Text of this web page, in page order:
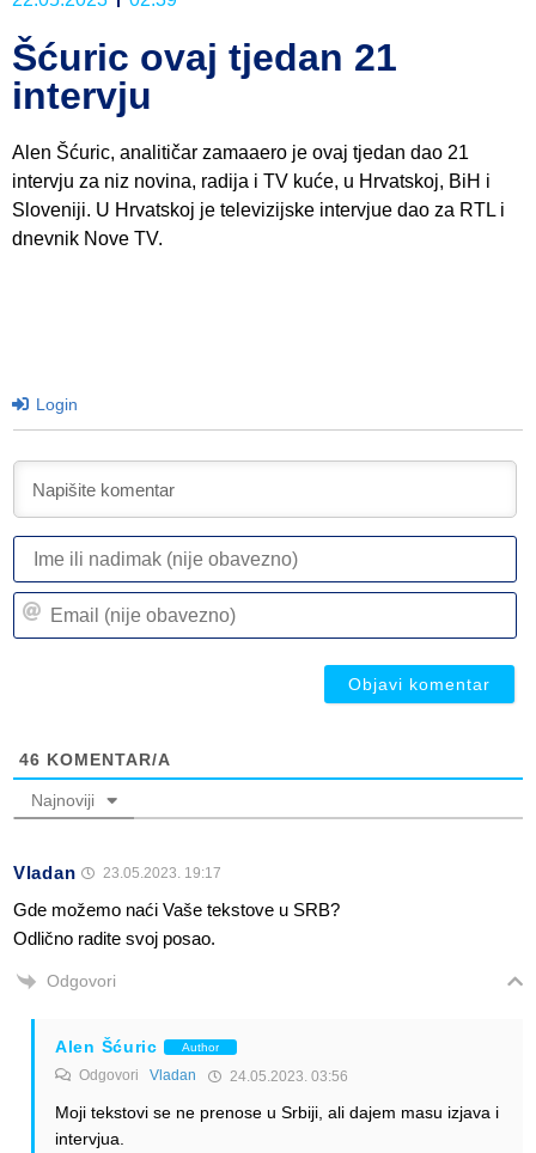
Šćuric ovaj tjedan 21
intervju
Alen Šćuric, analitičar zamaaero je ovaj tjedan dao 21
intervju za niz novina, radija i TV kuće, u Hrvatskoj, BiH i
Sloveniji. U Hrvatskoj je televizijske intervjue dao za RTL i
dnevnik Nove TV.
Login
46 KOMENTAR/A
Najnoviji
Vladan 23.05.2023. 19:17
Gde možemo naći Vaše tekstove u SRB?
Odlično radite svoj posao.
Odgovori
Alen Šćuric Author
Odgovori Vladan 24.05.2023. 03:56
Moji tekstovi se ne prenose u Srbiji, ali dajem masu izjava i
intervjua.